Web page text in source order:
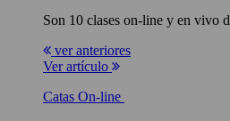
Son 10 clases on-line y en vivo
ver anteriores
Ver artículo
Catas On-line